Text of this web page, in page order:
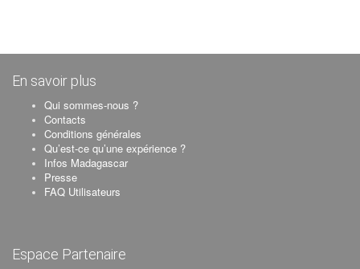
En savoir plus
Qui sommes-nous ?
Contacts
Conditions générales
Qu’est-ce qu’une expérience ?
Infos Madagascar
Presse
FAQ Utilisateurs
Espace Partenaire